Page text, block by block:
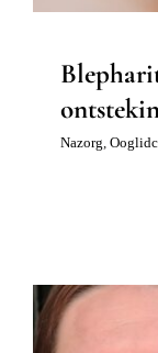
Nazorg